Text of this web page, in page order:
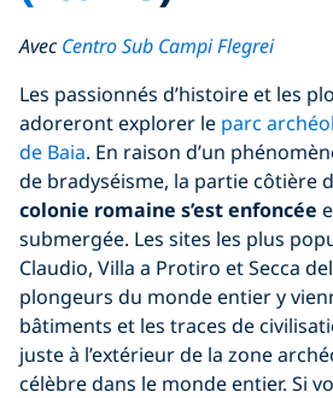
AvecCentro Sub Campi Flegrei
Les passionnés d’histoire et les
adoreront explorer le parc
de Baia. En raison d’un
de bradyséisme, la partie côtière
colonie romaine s’est enfoncée
submergée. Les sites les plus
Claudio, Villa a Protiro et Secca
plongeurs du monde entier y
bâtiments et les traces de
juste à l’extérieur de la zone
célèbre dans le monde entier. Si